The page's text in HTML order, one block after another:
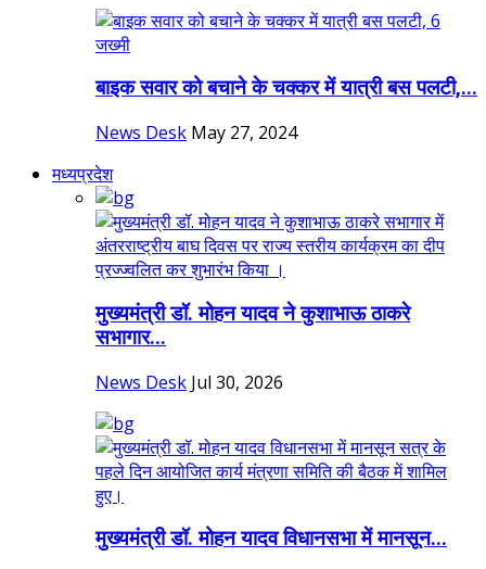
बाइक सवार को बचाने के चक्कर में यात्री बस पलटी,...
News Desk May 27, 2024
मध्यप्रदेश
मुख्यमंत्री डॉ. मोहन यादव ने कुशाभाऊ ठाकरे
सभागार...
News Desk Jul 30, 2026
मुख्यमंत्री डॉ. मोहन यादव विधानसभा में मानसून...